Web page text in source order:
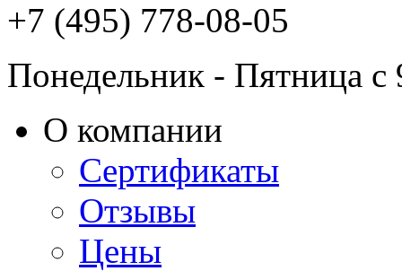
+7 (495) 778-08-05
Понедельник - Пятница с
О компании
Сертификаты
Отзывы
Цены